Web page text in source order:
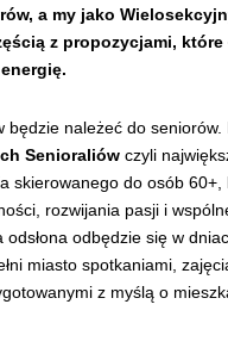
KUP BILET
a my jako
z propozycjami, które
będzie należeć do seniorów.
Senioraliów czyli
skierowanego do osób 60+,
rozwijania pasji i
odsłona odbędzie się w
miasto spotkaniami,
z myślą o